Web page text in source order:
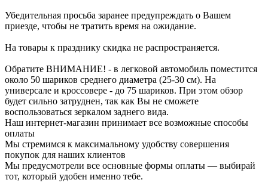
Убедительная просьба заранее предупреждать о Вашем
приезде, чтобы не тратить время на ожидание.
На товары к празднику скидка не распространяется.
Обратите ВНИМАНИЕ! - в легковой автомобиль поместится
около 50 шариков среднего диаметра (25-30 см). На
универсале и кроссовере - до 75 шариков. При этом обзор
будет сильно затруднен, так как Вы не сможете
воспользоваться зеркалом заднего вида.
Наш интернет-магазин принимает все возможные способы
оплаты
Мы стремимся к максимальному удобству совершения
покупок для наших клиентов
Мы предусмотрели все основные формы оплаты — выбирай
тот, который удобен именно тебе.